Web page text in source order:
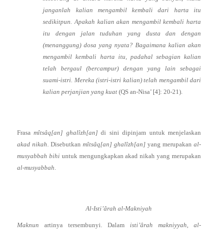
janganlah kalian mengambil kembali dari harta itu
sedikitpun. Apakah kalian akan mengambil kembali harta
itu dengan jalan tuduhan yang dusta dan dengan
(menanggung) dosa yang nyata? Bagaimana kalian akan
mengambil kembali harta itu, padahal sebagian kalian
telah bergaul (bercampur) dengan yang lain sebagai
suami-istri. Mereka (istri-istri kalian) telah mengambil dari
kalian perjanjian yang kuat(QS an-Nisa’ [4]: 20-21).
Frasamîtsâq[an] ghalîzh[an]di sini dipinjam untuk menjelaskan
akad nikah . Disebutkan mîtsâq[an] ghalîzh[an] yang merupakan al-
musyabbah bihi untuk mengungkapkan akad nikah yang merupakan
al-musyabbah
Al-Isti’ârah al-Makniyah
Maknun artinya tersembunyi. Dalam isti’ârah makniyyah
al-